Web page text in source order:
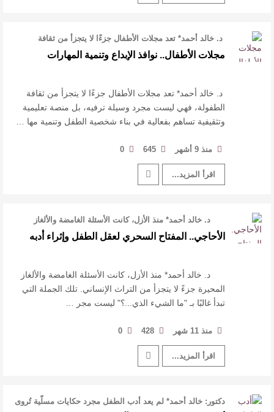
د. خالد أحمد* تعد مجلات الأطفال جزءًا لا يتجزأ من ثقافة
الطفولة، فهي ليست مجرد …
مجلات الأطفال.. نوافذ الإبداع وتنمية المهارات
د. خالد أحمد* تعد مجلات الأطفال جزءًا لا يتجزأ من ثقافة
الطفولة، فهي ليست مجرد وسيلة ترفيه، بل منصة تعليمية
وتثقيفية تساهم بفعالية في بناء شخصية الطفل وتنمية مها …
منذ 9 أشهر 645
0
اقرأ المزيد...
د. خالد أحمد* منذ الأزل، كانت الأسئلة الغامضة والألغاز
المحيرة جزءً لا يتج …
الأحاجي.. المفتاح السحري لعقل الطفل وإثراء أدبه
د. خالد أحمد* منذ الأزل، كانت الأسئلة الغامضة والألغاز
المحيرة جزءً لا يتجزأ من التراث الإنساني. تلك الجملة التي
تبدأ غالبًا بـ "ما الشيء الذي...؟" ليست مجر …
منذ 11 شهر 428
0
اقرأ المزيد...
دكتور: خالد أحمد* لم يعد أدب الطفل مجرد حكايات مسلّية تُروى